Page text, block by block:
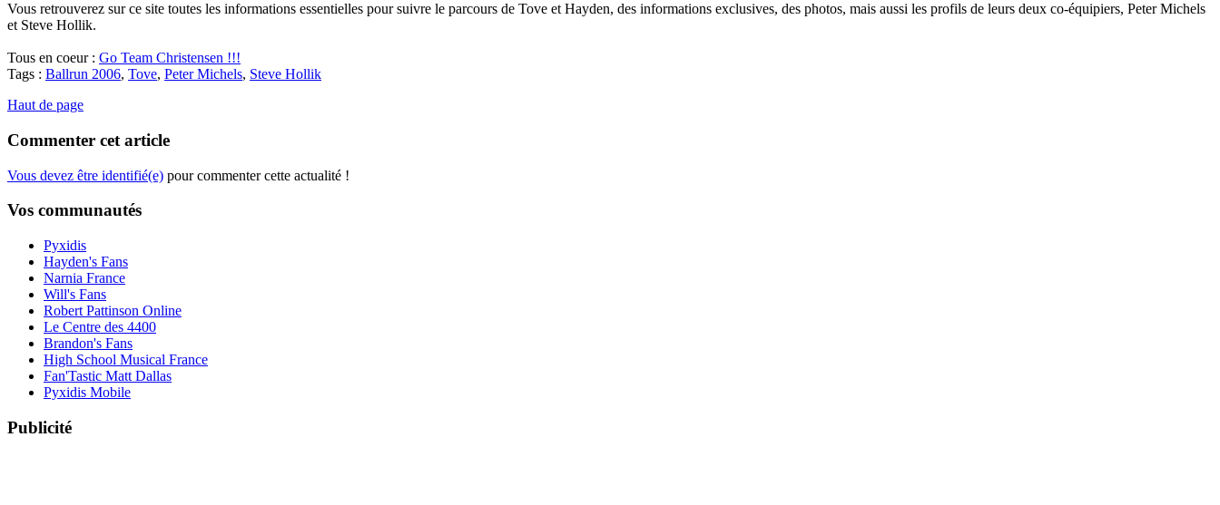
Vous retrouverez sur ce site toutes les informations essentielles pour suivre le parcours de Tove et Hayden, des informations exclusives, des photos, mais aussi les profils de leurs deux co-équipiers, Peter Michels
et Steve Hollik.
Tous en coeur : Go Team Christensen !!!
Tags : Ballrun 2006, Tove, Peter Michels, Steve Hollik
Haut de page
Commenter cet article
Vous devez être identifié(e) pour commenter cette actualité !
Vos communautés
Pyxidis
Hayden's Fans
Narnia France
Will's Fans
Robert Pattinson Online
Le Centre des 4400
Brandon's Fans
High School Musical France
Fan'Tastic Matt Dallas
Pyxidis Mobile
Publicité